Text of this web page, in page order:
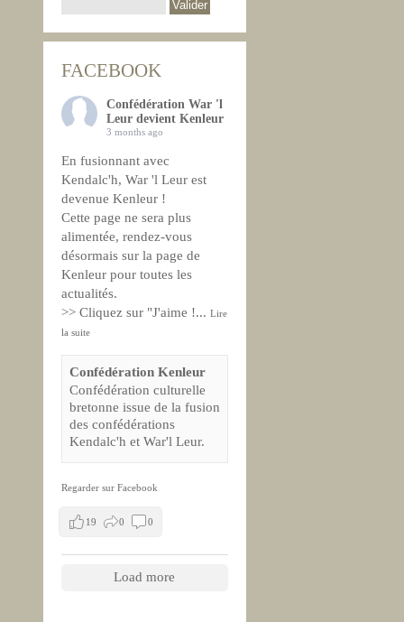
FACEBOOK
Confédération War 'l
Leur devient Kenleur
3 months ago
En fusionnant avec
Kendalc'h, War 'l Leur est
devenue Kenleur !
Cette page ne sera plus
alimentée, rendez-vous
désormais sur la page de
Kenleur pour toutes les
actualités.
>> Cliquez sur "J'aime !... Lire
la suite
Confédération Kenleur
Confédération culturelle
bretonne issue de la fusion
des confédérations
Kendalc'h et War'l Leur.
Regarder sur Facebook
19 0 0
Load more